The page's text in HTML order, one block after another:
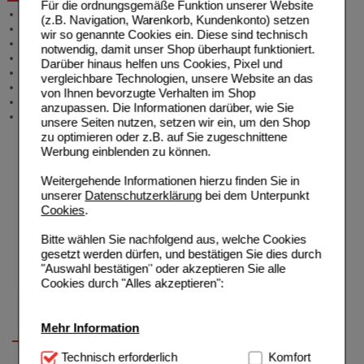
Für die ordnungsgemäße Funktion unserer Website
(z.B. Navigation, Warenkorb, Kundenkonto) setzen
wir so genannte Cookies ein. Diese sind technisch
notwendig, damit unser Shop überhaupt funktioniert.
Darüber hinaus helfen uns Cookies, Pixel und
vergleichbare Technologien, unsere Website an das
von Ihnen bevorzugte Verhalten im Shop
anzupassen. Die Informationen darüber, wie Sie
unsere Seiten nutzen, setzen wir ein, um den Shop
zu optimieren oder z.B. auf Sie zugeschnittene
Werbung einblenden zu können.
Weitergehende Informationen hierzu finden Sie in
unserer Datenschutzerklärungbei dem Unterpunkt
Cookies.
Bitte wählen Sie nachfolgend aus, welche Cookies
gesetzt werden dürfen, und bestätigen Sie dies durch
"Auswahl bestätigen" oder akzeptieren Sie alle
Cookies durch "Alles akzeptieren":
Mehr Information
Technisch Notwendig:Hierbei handelt es sich um
Technisch erforderlich Komfort
Allgemeine Information
Produktberatung
Meldung Arzneimittelrisiken
Zuzahlungsfreie Arzneien
Angebote & Downloads
Newsletter
Stellenangebote